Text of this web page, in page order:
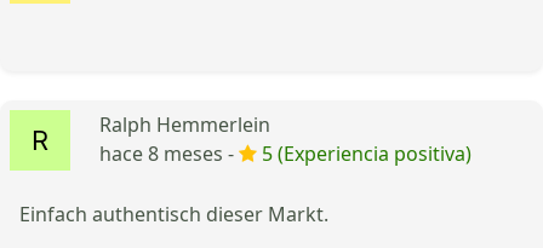
Ralph Hemmerlein
hace 8 meses -
5 (Experiencia positiva)
Einfach authentisch dieser Markt.